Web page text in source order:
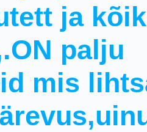
ja
palju
mis